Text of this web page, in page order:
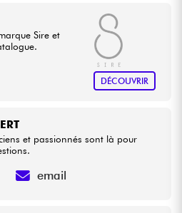
Sire et
DÉCOUVRIR
et passionnés sont là pour
email